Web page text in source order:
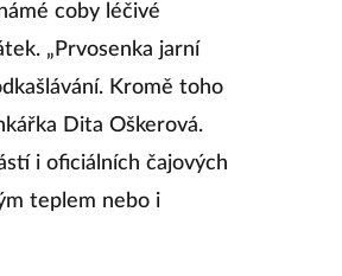
coby léčivé
„Prvosenka jarní
Kromě toho
Dita Oškerová.
i oficiálních čajových
teplem nebo i